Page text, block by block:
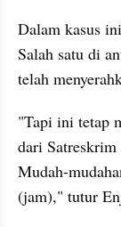
Dalam kasus
Salah satu di
telah
"Tapi ini tetap
dari Satreskrim
Mudah-
(jam)," tutur